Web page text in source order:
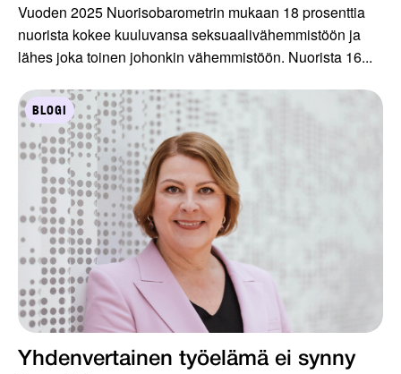
Vuoden 2025 Nuorisobarometrin mukaan 18 prosenttia
nuorista kokee kuuluvansa seksuaalivähemmistöön ja
lähes joka toinen johonkin vähemmistöön. Nuorista 16...
BLOGI
Yhdenvertainen työelämä ei synny